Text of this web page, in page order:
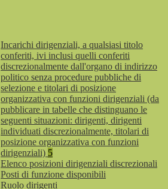
Incarichi dirigenziali, a qualsiasi titolo
conferiti, ivi inclusi quelli conferiti
discrezionalmente dall'organo di indirizzo
politico senza procedure pubbliche di
selezione e titolari di posizione
organizzativa con funzioni dirigenziali (da
pubblicare in tabelle che distinguano le
seguenti situazioni: dirigenti, dirigenti
individuati discrezionalmente, titolari di
posizione organizzativa con funzioni
dirigenziali) 5
Elenco posizioni dirigenziali discrezionali
Posti di funzione disponibili
Ruolo dirigenti